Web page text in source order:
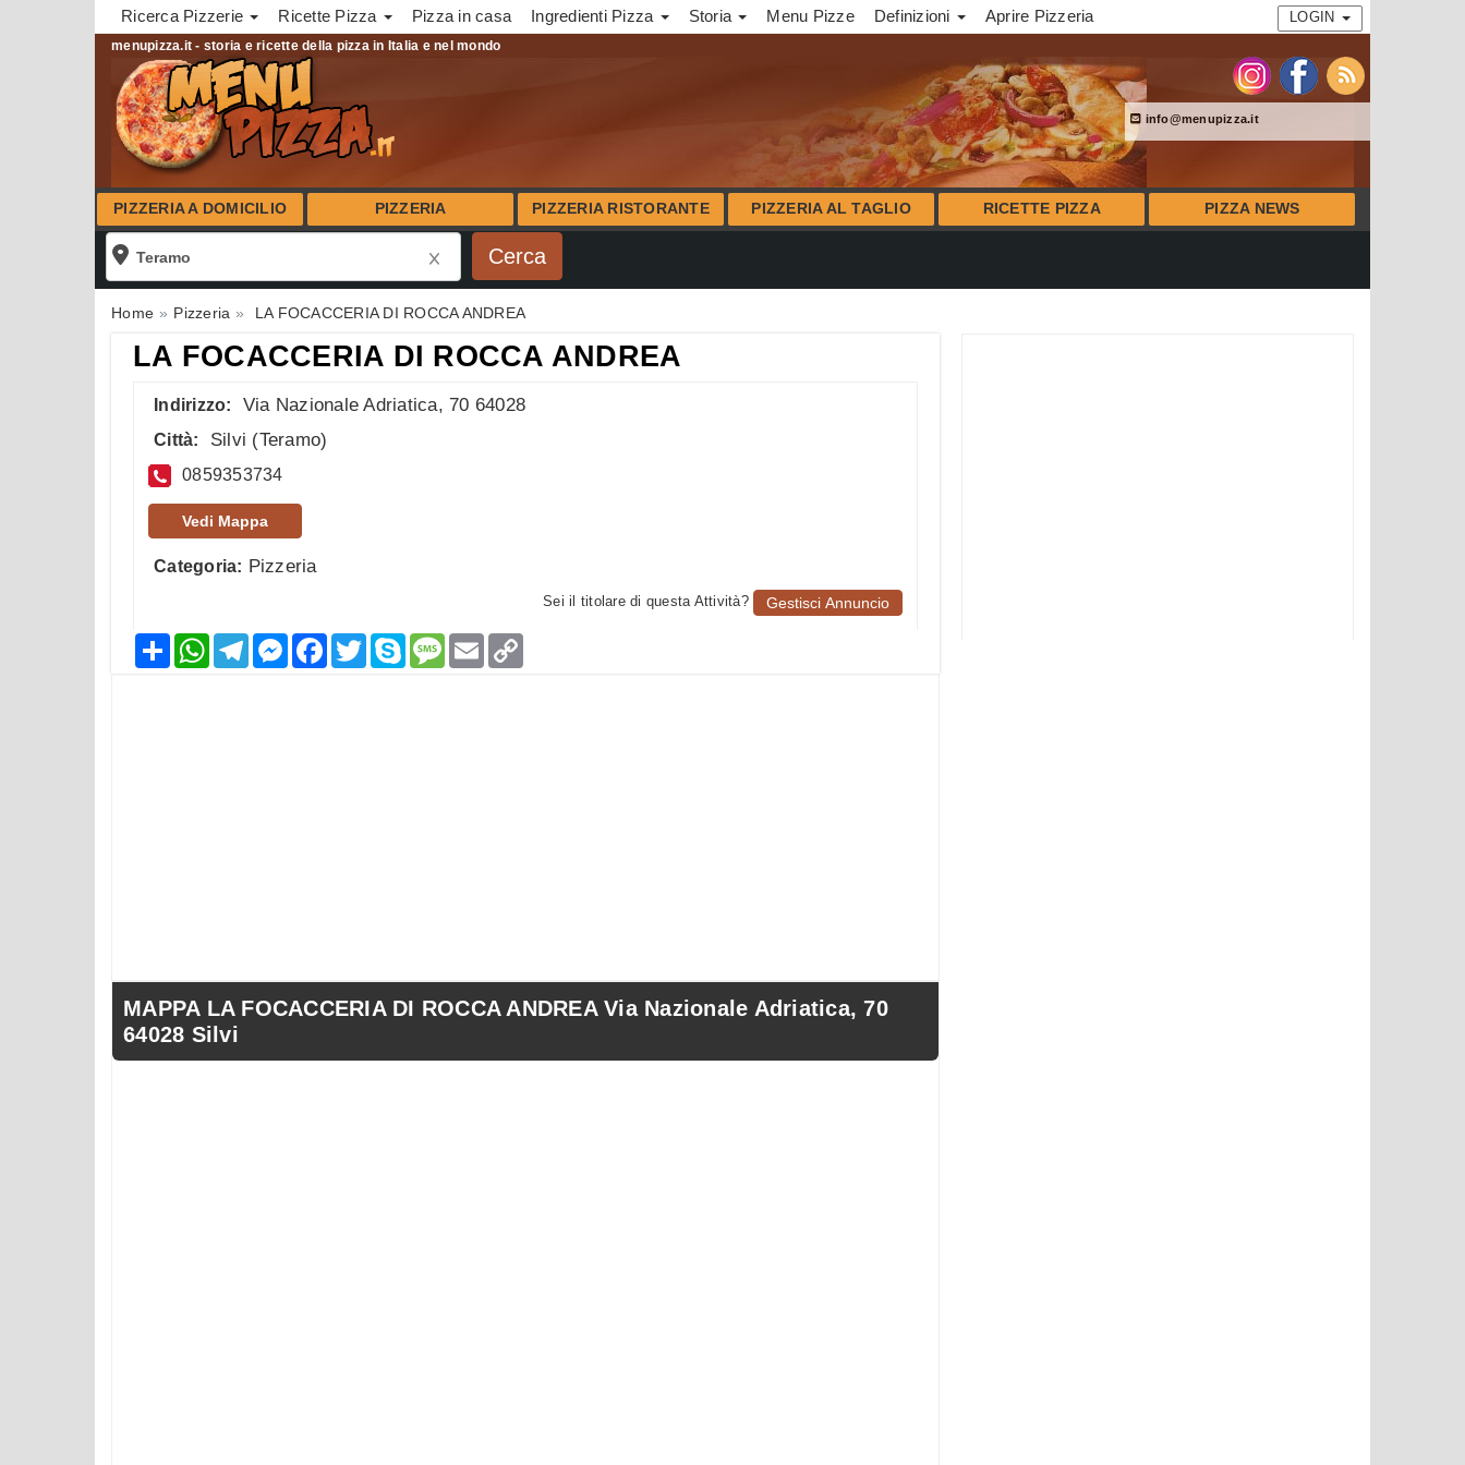
Ricerca Pizzerie Ricette Pizza Pizza in casa Ingredienti Pizza Storia Menu Pizze Definizioni Aprire Pizzeria LOGIN
menupizza.it - storia e ricette della pizza in Italia e nel mondo
info@menupizza.it
PIZZERIA A DOMICILIO PIZZERIA PIZZERIA RISTORANTE PIZZERIA AL TAGLIO RICETTE PIZZA PIZZA NEWS
Home Pizzeria LA FOCACCERIA DI ROCCA ANDREA
LA FOCACCERIA DI ROCCA ANDREA
Indirizzo: Via Nazionale Adriatica, 70 64028
Città: Silvi (Teramo)
0859353734
Vedi Mappa
Categoria: Pizzeria
Sei il titolare di questa Attività? Gestisci Annuncio
CondividiWhatsAppTelegramMessenger
Facebook
TwitterSkypeMessage
Email
MAPPA LA FOCACCERIA DI ROCCA ANDREA Via Nazionale Adriatica, 70
64028 Silvi